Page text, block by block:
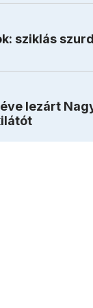
sziklás
éve lezárt